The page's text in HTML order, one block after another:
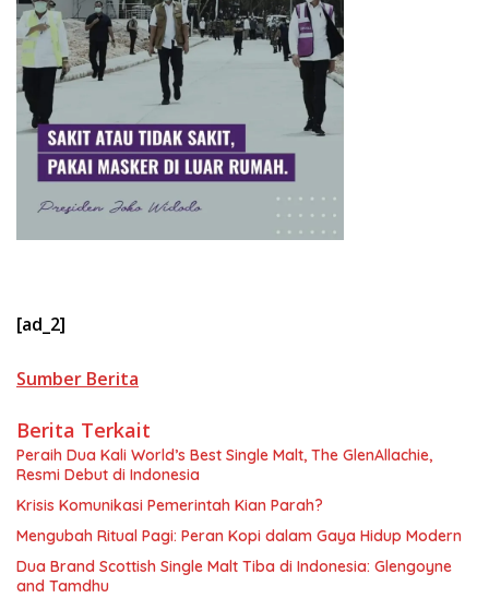
[ad_2]
Sumber Berita
Berita Terkait
Peraih Dua Kali World’s Best Single Malt, The GlenAllachie,
Resmi Debut di Indonesia
Krisis Komunikasi Pemerintah Kian Parah?
Mengubah Ritual Pagi: Peran Kopi dalam Gaya Hidup Modern
Dua Brand Scottish Single Malt Tiba di Indonesia: Glengoyne
and Tamdhu